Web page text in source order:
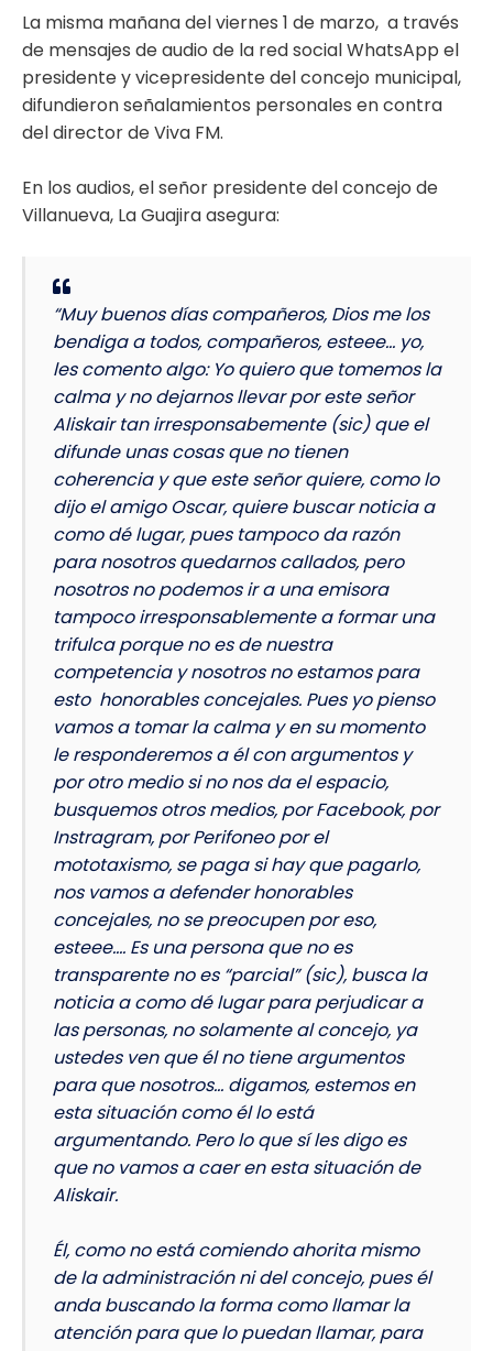
La misma mañana del viernes 1 de marzo, a través
de mensajes de audio de la red social WhatsApp el
presidente y vicepresidente del concejo municipal,
difundieron señalamientos personales en contra
del director de Viva FM.
En los audios, el señor presidente del concejo de
Villanueva, La Guajira asegura:
“Muy buenos días compañeros, Dios me los
bendiga a todos, compañeros, esteee… yo,
les comento algo: Yo quiero que tomemos la
calma y no dejarnos llevar por este señor
Aliskair tan irresponsabemente (sic) que el
difunde unas cosas que no tienen
coherencia y que este señor quiere, como lo
dijo el amigo Oscar, quiere buscar noticia a
como dé lugar, pues tampoco da razón
para nosotros quedarnos callados, pero
nosotros no podemos ir a una emisora
tampoco irresponsablemente a formar una
trifulca porque no es de nuestra
competencia y nosotros no estamos para
esto honorables concejales. Pues yo pienso
vamos a tomar la calma y en su momento
le responderemos a él con argumentos y
por otro medio si no nos da el espacio,
busquemos otros medios, por Facebook, por
Instragram, por Perifoneo por el
mototaxismo, se paga si hay que pagarlo,
nos vamos a defender honorables
concejales, no se preocupen por eso,
esteee…. Es una persona que no es
transparente no es “parcial” (sic), busca la
noticia a como dé lugar para perjudicar a
las personas, no solamente al concejo, ya
ustedes ven que él no tiene argumentos
para que nosotros… digamos, estemos en
esta situación como él lo está
argumentando. Pero lo que sí les digo es
que no vamos a caer en esta situación de
Aliskair.
Él, como no está comiendo ahorita mismo
de la administración ni del concejo, pues él
anda buscando la forma como llamar la
atención para que lo puedan llamar, para